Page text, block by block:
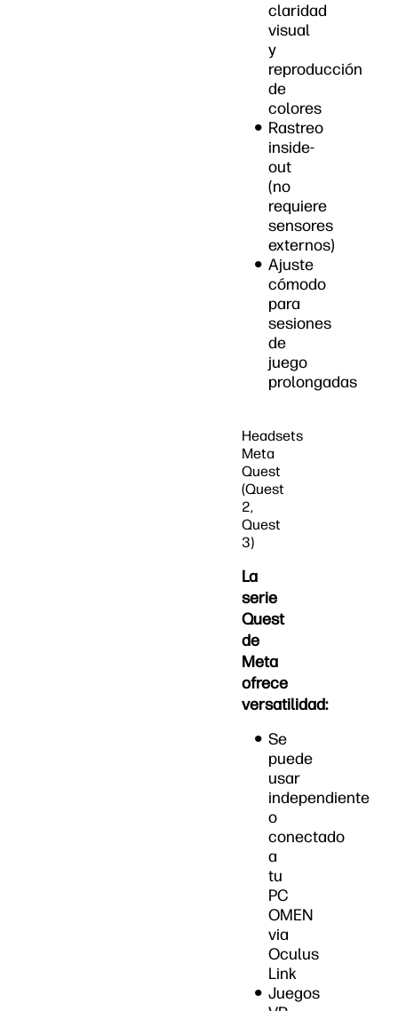
claridad
visual
y
reproducción
de
colores
Rastreo
inside-
out
(no
requiere
sensores
externos)
Ajuste
cómodo
para
sesiones
de
juego
prolongadas
Headsets
Meta
Quest
(Quest
2,
Quest
3)
La
serie
Quest
de
Meta
ofrece
versatilidad:
Se
puede
usar
independiente
o
conectado
a
tu
PC
OMEN
via
Oculus
Link
Juegos